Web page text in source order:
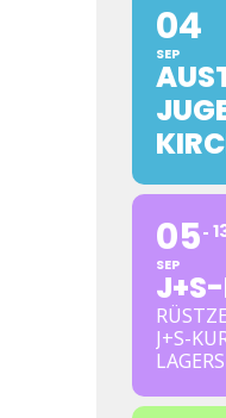
04
SEP
05
SEP
J+S-
J+S-